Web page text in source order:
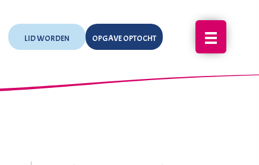
LID WORDEN OPGAVE OPTOCHT